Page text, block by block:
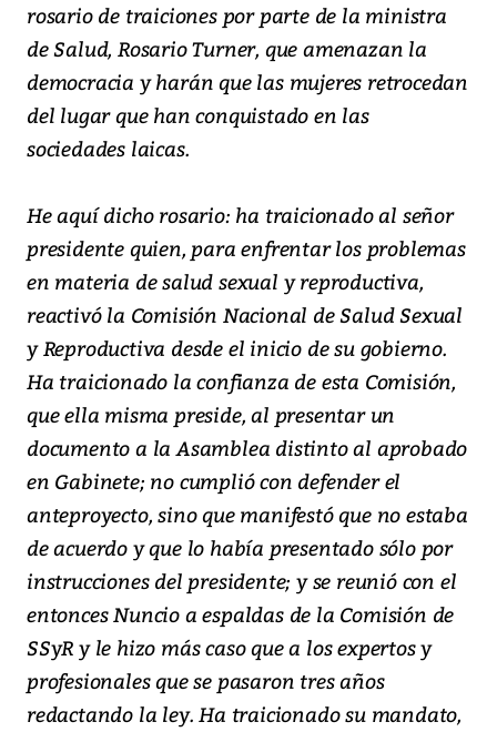
rosario de traiciones por parte de la ministra
de Salud, Rosario Turner, que amenazan la
democracia y harán que las mujeres retrocedan
del lugar que han conquistado en las
sociedades laicas.
He aquí dicho rosario: ha traicionado al señor
presidente quien, para enfrentar los problemas
en materia de salud sexual y reproductiva,
reactivó la Comisión Nacional de Salud Sexual
y Reproductiva desde el inicio de su gobierno.
Ha traicionado la confianza de esta Comisión,
que ella misma preside, al presentar un
documento a la Asamblea distinto al aprobado
en Gabinete; no cumplió con defender el
anteproyecto, sino que manifestó que no estaba
de acuerdo y que lo había presentado sólo por
instrucciones del presidente; y se reunió con el
entonces Nuncio a espaldas de la Comisión de
SSyR y le hizo más caso que a los expertos y
profesionales que se pasaron tres años
redactando la ley. Ha traicionado su mandato,